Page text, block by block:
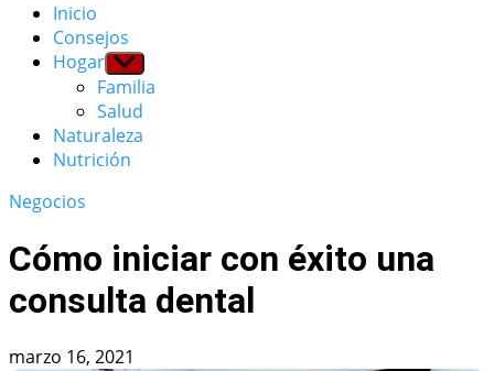
Inicio
Consejos
Hogar Show
sub
menu
Familia
Salud
Naturaleza
Nutrición
Negocios
Cómo iniciar con éxito una
consulta dental
marzo 16, 2021